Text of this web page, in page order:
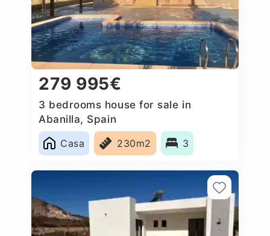
279 995€
3 bedrooms house for sale in
Abanilla, Spain
Casa
230m2 3